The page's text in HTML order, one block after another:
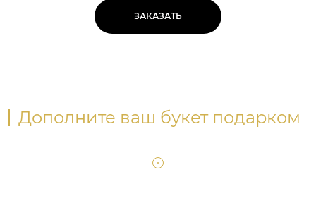
ЗАКАЗАТЬ
Дополните ваш букет подарком